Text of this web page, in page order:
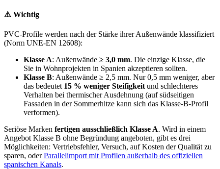
⚠️ Wichtig
PVC-Profile werden nach der Stärke ihrer Außenwände klassifiziert
(Norm UNE-EN 12608):
Klasse A: Außenwände ≥ 3,0 mm. Die einzige Klasse, die
Sie in Wohnprojekten in Spanien akzeptieren sollten.
Klasse B: Außenwände ≥ 2,5 mm. Nur 0,5 mm weniger, aber
das bedeutet 15 % weniger Steifigkeit und schlechteres
Verhalten bei thermischer Ausdehnung (auf südseitigen
Fassaden in der Sommerhitze kann sich das Klasse-B-Profil
verformen).
Seriöse Marken fertigen ausschließlich Klasse A. Wird in einem
Angebot Klasse B ohne Begründung angeboten, gibt es drei
Möglichkeiten: Vertriebsfehler, Versuch, auf Kosten der Qualität zu
sparen, oderParallelimport mit Profilen außerhalb des offiziellen
spanischen Kanals.